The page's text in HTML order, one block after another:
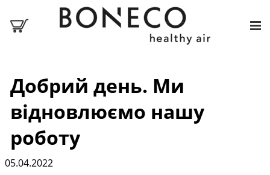
Добрий день. Ми
відновлюємо нашу
роботу
05.04.2022